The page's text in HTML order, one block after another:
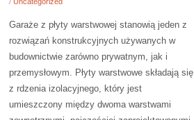
Garaże z płyty warstwowej stanowią jeden z
rozwiązań konstrukcyjnych używanych w
budownictwie zarówno prywatnym, jak i
przemysłowym. Płyty warstwowe składają się
z rdzenia izolacyjnego, który jest
umieszczony między dwoma warstwami